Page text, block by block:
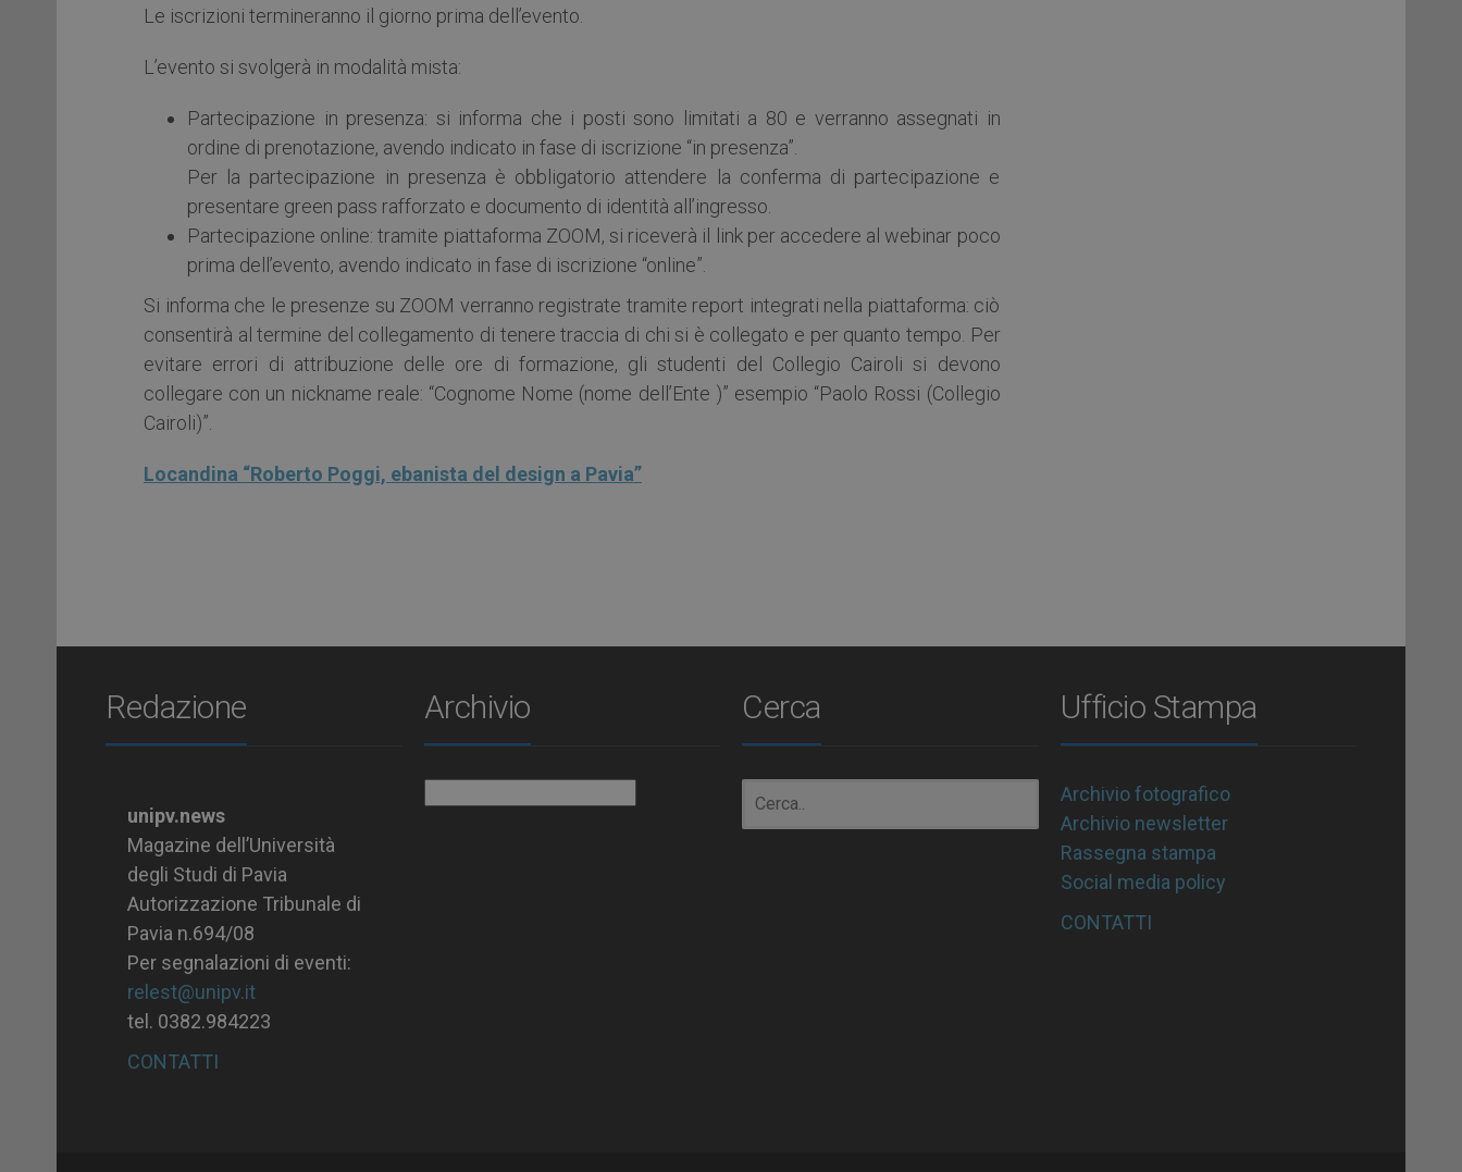
Le iscrizioni termineranno il giorno prima dell’evento.
L’evento si svolgerà in modalità mista:
Partecipazione in presenza: si informa che i posti sono limitati a 80 e verranno assegnati in
ordine di prenotazione, avendo indicato in fase di iscrizione “in presenza”.
Per la partecipazione in presenza è obbligatorio attendere la conferma di partecipazione e
presentare green pass rafforzato e documento di identità all’ingresso.
Partecipazione online: tramite piattaforma ZOOM, si riceverà il link per accedere al webinar poco
prima dell’evento, avendo indicato in fase di iscrizione “online”.
Si informa che le presenze su ZOOM verranno registrate tramite report integrati nella piattaforma: ciò
consentirà al termine del collegamento di tenere traccia di chi si è collegato e per quanto tempo. Per
evitare errori di attribuzione delle ore di formazione, gli studenti del Collegio Cairoli si devono
collegare con un nickname reale: “Cognome Nome (nome dell’Ente )” esempio “Paolo Rossi (Collegio
Cairoli)”.
Locandina “Roberto Poggi, ebanista del design a Pavia”
Redazione
unipv.news
Magazine dell’Università
degli Studi di Pavia
Autorizzazione Tribunale di
Pavia n.694/08
Per segnalazioni di eventi:
relest@unipv.it
tel. 0382.984223
CONTATTI
Archivio Cerca Ufficio Stampa
Archivio fotografico
Archivio newsletter
Rassegna stampa
Social media policy
CONTATTI